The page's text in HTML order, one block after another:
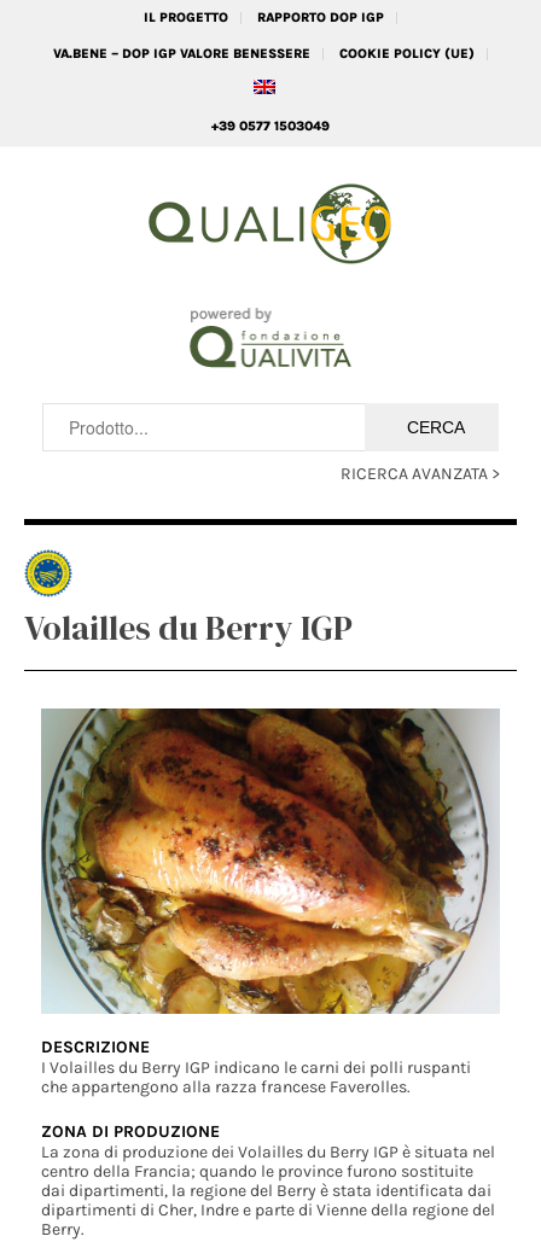
IL PROGETTO RAPPORTO DOP IGP
VA.BENE – DOP IGP VALORE BENESSERE COOKIE POLICY (UE)
+39 0577 1503049
RICERCA AVANZATA >
Volailles du Berry IGP
DESCRIZIONE
I Volailles du Berry IGP indicano le carni dei polli ruspanti
che appartengono alla razza francese Faverolles.
ZONA DI PRODUZIONE
La zona di produzione dei Volailles du Berry IGP è situata nel
centro della Francia; quando le province furono sostituite
dai dipartimenti, la regione del Berry è stata identificata dai
dipartimenti di Cher, Indre e parte di Vienne della regione del
Berry.